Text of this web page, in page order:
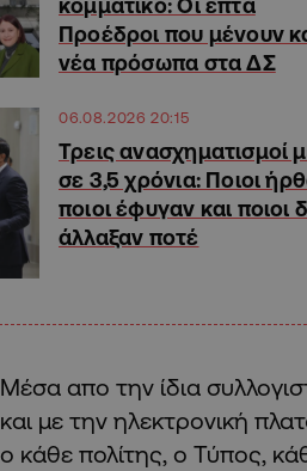
Προέδροι που μένουν
νέα πρόσωπα στα ΔΣ
06.08.2026 20:15
Τρεις ανασχηματισμοί
σε 3,5 χρόνια: Ποιοι
ποιοι έφυγαν και ποιοι
άλλαξαν ποτέ
Μέσα απο την ίδια
και με την ηλεκτρονική
ο κάθε πολίτης, ο Τύπος,